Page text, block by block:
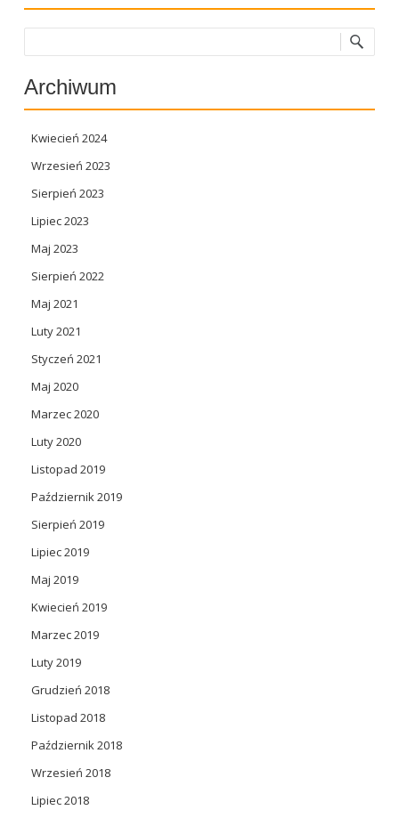
Archiwum
Kwiecień 2024
Wrzesień 2023
Sierpień 2023
Lipiec 2023
Maj 2023
Sierpień 2022
Maj 2021
Luty 2021
Styczeń 2021
Maj 2020
Marzec 2020
Luty 2020
Listopad 2019
Październik 2019
Sierpień 2019
Lipiec 2019
Maj 2019
Kwiecień 2019
Marzec 2019
Luty 2019
Grudzień 2018
Listopad 2018
Październik 2018
Wrzesień 2018
Lipiec 2018